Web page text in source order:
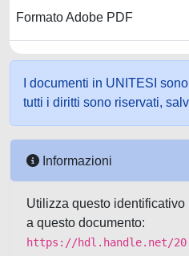
Formato Adobe PDF
I documenti in UNITESI
tutti i diritti sono riservati,
Informazioni
Utilizza questo
a questo documento:
https://hdl.handle.net/